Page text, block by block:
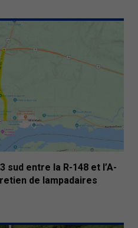
sud entre la R-148 et l’A-
de lampadaires